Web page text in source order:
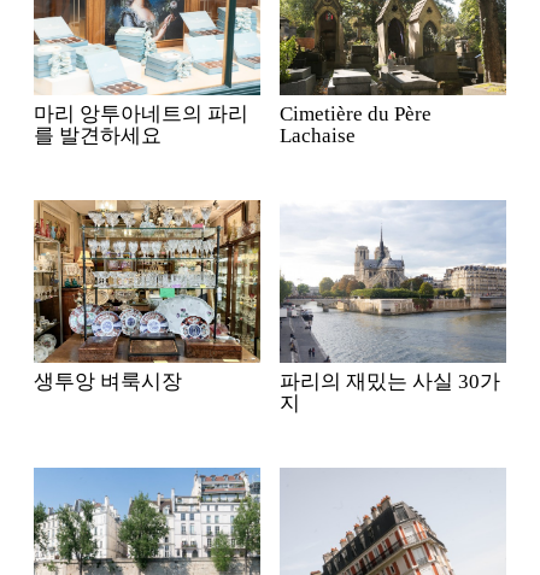
마리 앙투아네트의 파리
를 발견하세요
Cimetière du Père
Lachaise
생투앙 벼룩시장
파리의 재밌는 사실 30가
지